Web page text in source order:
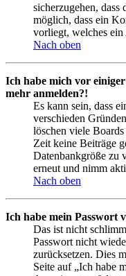
sicherzugehen, dass
möglich, dass ein
vorliegt, welches ein
Nach oben
Ich habe mich vor
mehr anmelden?!
Es kann sein, dass
verschieden
löschen viele
Zeit keine Beiträge
Datenbankgröße zu
erneut und nimm
Nach oben
Ich habe mein Passwort
Das ist nicht
Passwort nicht
zurücksetzen. Dies
Seite auf „Ich habe